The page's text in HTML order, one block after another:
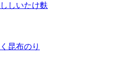
しいたけ麩
昆布のり